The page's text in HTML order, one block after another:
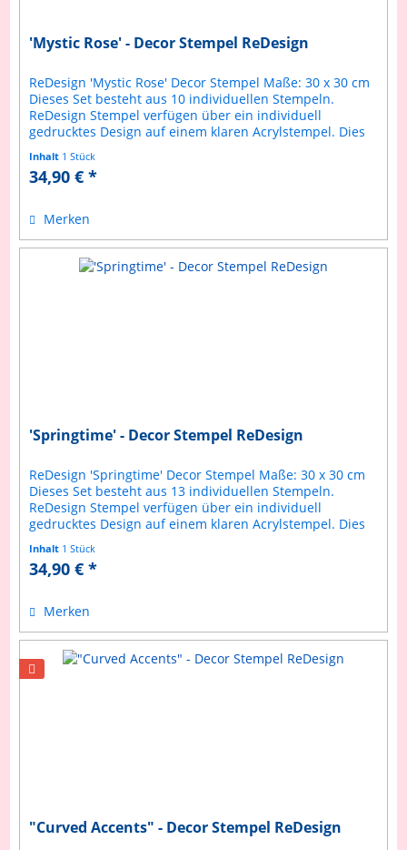
'Mystic Rose' - Decor Stempel ReDesign
ReDesign 'Mystic Rose' Decor Stempel Maße: 30 x 30 cm
Dieses Set besteht aus 10 individuellen Stempeln.
ReDesign Stempel verfügen über ein individuell
gedrucktes Design auf einem klaren Acrylstempel. Dies
Inhalt 1 Stück
34,90 € *
Merken
'Springtime' - Decor Stempel ReDesign
ReDesign 'Springtime' Decor Stempel Maße: 30 x 30 cm
Dieses Set besteht aus 13 individuellen Stempeln.
ReDesign Stempel verfügen über ein individuell
gedrucktes Design auf einem klaren Acrylstempel. Dies
Inhalt 1 Stück
34,90 € *
Merken
"Curved Accents" - Decor Stempel ReDesign